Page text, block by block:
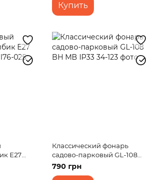
Купить
E27
Классический фонарь
садово-парковый GL-108
BH MB IP33
790 грн